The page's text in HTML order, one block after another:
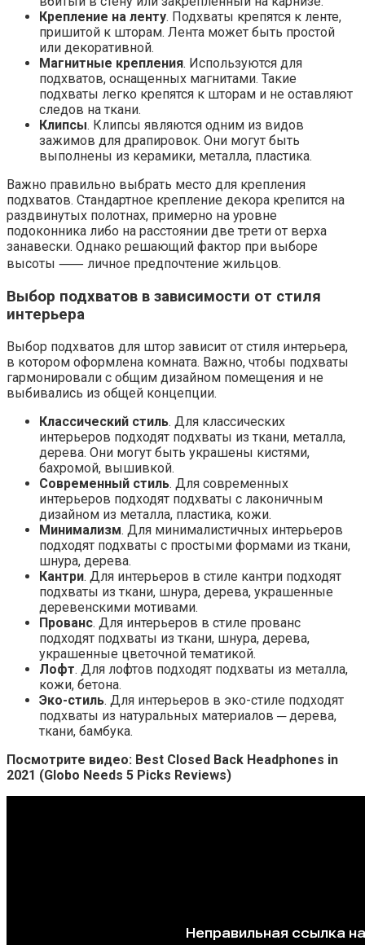
Крепление на ленту. Подхваты крепятся к ленте,
пришитой к шторам. Лента может быть простой
или декоративной.
Магнитные крепления. Используются для
подхватов, оснащенных магнитами. Такие
подхваты легко крепятся к шторам и не оставляют
следов на ткани.
Клипсы. Клипсы являются одним из видов
зажимов для драпировок. Они могут быть
выполнены из керамики, металла, пластика.
Важно правильно выбрать место для крепления
подхватов. Стандартное крепление декора крепится на
раздвинутых полотнах, примерно на уровне
подоконника либо на расстоянии две трети от верха
занавески. Однако решающий фактор при выборе
высоты ⸺ личное предпочтение жильцов.
Выбор подхватов в зависимости от стиля
интерьера
Выбор подхватов для штор зависит от стиля интерьера,
в котором оформлена комната. Важно, чтобы подхваты
гармонировали с общим дизайном помещения и не
выбивались из общей концепции.
Классический стиль. Для классических
интерьеров подходят подхваты из ткани, металла,
дерева. Они могут быть украшены кистями,
бахромой, вышивкой.
Современный стиль. Для современных
интерьеров подходят подхваты с лаконичным
дизайном из металла, пластика, кожи.
Минимализм. Для минималистичных интерьеров
подходят подхваты с простыми формами из ткани,
шнура, дерева.
Кантри. Для интерьеров в стиле кантри подходят
подхваты из ткани, шнура, дерева, украшенные
деревенскими мотивами.
Прованс. Для интерьеров в стиле прованс
подходят подхваты из ткани, шнура, дерева,
украшенные цветочной тематикой.
Лофт. Для лофтов подходят подхваты из металла,
кожи, бетона.
Эко-стиль. Для интерьеров в эко-стиле подходят
подхваты из натуральных материалов ─ дерева,
ткани, бамбука.
Посмотрите видео: Best Closed Back Headphones in
2021 (Globo Needs 5 Picks Reviews)